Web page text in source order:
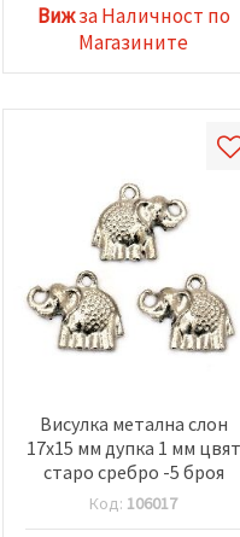
Вижза Наличност по
Магазините
Висулка метална слон
17x15 мм дупка 1 мм цвят
старо сребро -5 броя
Код: 106017